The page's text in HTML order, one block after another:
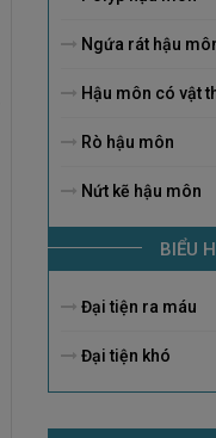
Ngứa rát hậu
Hậu môn có vật
Rò hậu môn
Nứt kẽ hậu môn
BIỂU
Đại tiện ra máu
Đại tiện khó